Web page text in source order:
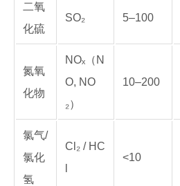
二氧
化硫
SO₂ 5–100
氮氧
化物
NOₓ（N
O, NO
₂）
10–200
氯气/
氯化
氢
Cl₂ / HC
<10